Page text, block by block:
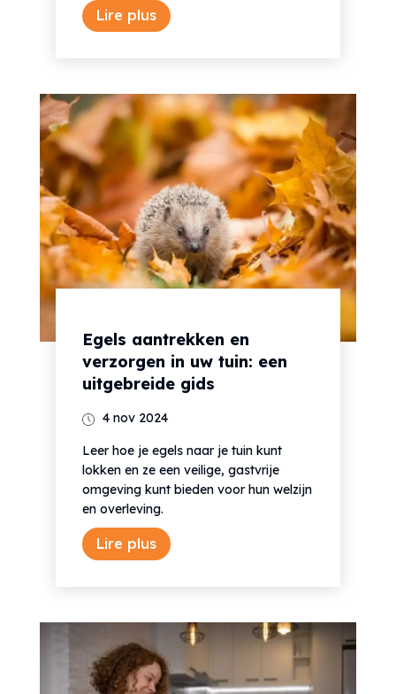
Lire plus
Egels aantrekken en
verzorgen in uw tuin: een
uitgebreide gids
4 nov 2024
Leer hoe je egels naar je tuin kunt
lokken en ze een veilige, gastvrije
omgeving kunt bieden voor hun welzijn
en overleving.
Lire plus